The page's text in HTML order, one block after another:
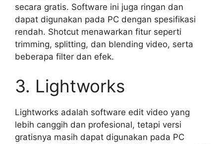
secara gratis. Software ini juga ringan dan
dapat digunakan pada PC dengan spesifikasi
rendah. Shotcut menawarkan fitur seperti
trimming, splitting, dan blending video, serta
beberapa filter dan efek.
3. Lightworks
Lightworks adalah software edit video yang
lebih canggih dan profesional, tetapi versi
gratisnya masih dapat digunakan pada PC